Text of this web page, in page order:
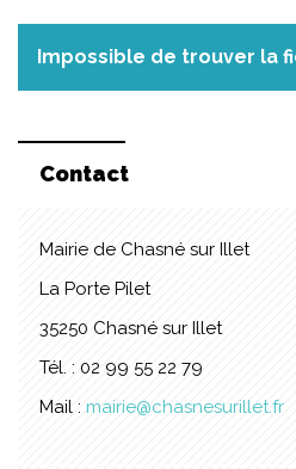
Impossible de trouver la
Contact
Mairie de Chasné sur Illet
La Porte Pilet
35250 Chasné sur Illet
Tél. : 02 99 55 22 79
Mail : mairie@chasnesurillet.fr